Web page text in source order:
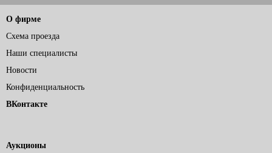
О фирме
Схема проезда
Наши специалисты
Новости
Конфиденциальность
ВКонтакте
Аукционы